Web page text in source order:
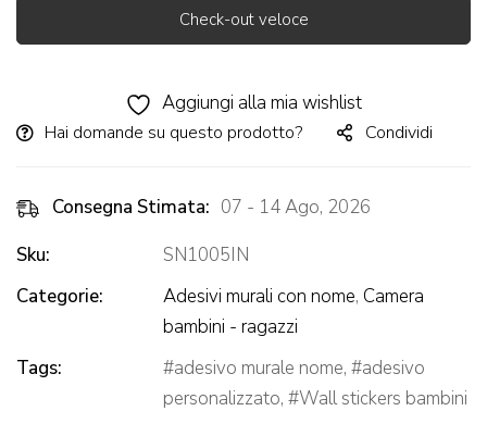
Check-out veloce
Aggiungi alla mia wishlist
Hai domande su questo prodotto? Condividi
Consegna Stimata: 07 - 14 Ago, 2026
Sku:
SN1005IN
Categorie:
Adesivi murali con nome, Camera
bambini - ragazzi
Tags:
adesivo murale nome,
adesivo
personalizzato, Wall stickers bambini